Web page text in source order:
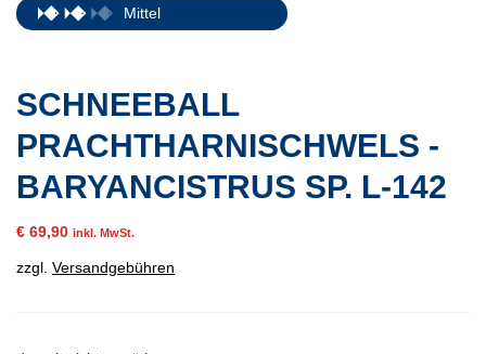
Mittel
SCHNEEBALL
PRACHTHARNISCHWELS -
BARYANCISTRUS SP. L-142
€ 69,90 inkl. MwSt.
zzgl. Versandgebühren